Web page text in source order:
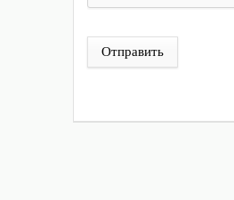
Отправить